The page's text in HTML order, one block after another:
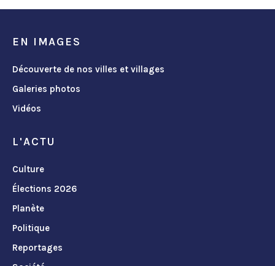
EN IMAGES
Découverte de nos villes et villages
Galeries photos
Vidéos
L'ACTU
Culture
Élections 2026
Planète
Politique
Reportages